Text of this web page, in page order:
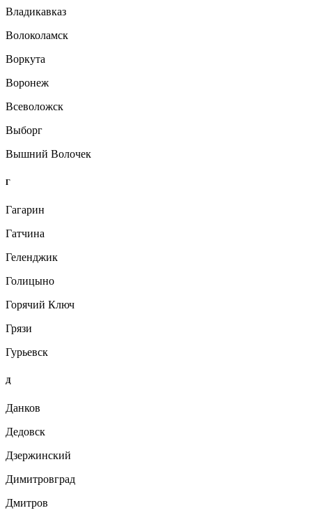
Владикавказ
Волоколамск
Воркута
Воронеж
Всеволожск
Выборг
Вышний Волочек
Г
Гагарин
Гатчина
Геленджик
Голицыно
Горячий Ключ
Грязи
Гурьевск
Д
Данков
Дедовск
Дзержинский
Димитровград
Дмитров